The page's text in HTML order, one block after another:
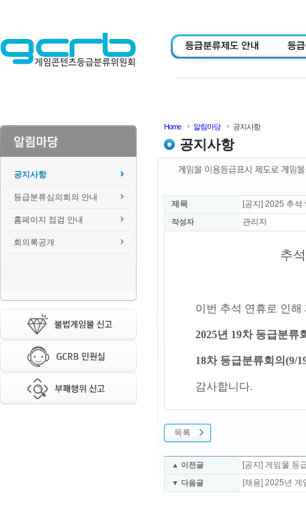
공지사항
등급분류심의회의 안내
홈페이지 점검 안내
회의록공개
Home 알림마당 공지사항
공지사항
제목 [공지] 2025 추석
작성자 관리자
추
이번 추석 연휴로 인
2025년 19차 등급분류
18차 등급분류회의(9/
감사합니다.
목록
▲ 이전글 [공지] 게임물 등
▼ 다음글 [채용] 2025년